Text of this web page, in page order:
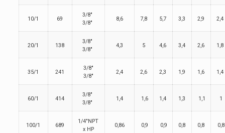
10/1 69
3/8″
3/8″
8,6 7,8 5,7 3,3 2,9 2,4
20/1 138
3/8″
3/8″
4,3 5 4,6 3,4 2,6 1,8
35/1 241
3/8″
3/8″
2,4 2,6 2,3 1,9 1,6 1,4
60/1 414
3/8″
3/8″
1,4 1,6 1,4 1,3 1,1 1
100/1 689
1/4″NPT
x HP
0,86 0,9 0,9 0,8 0,8 0,8